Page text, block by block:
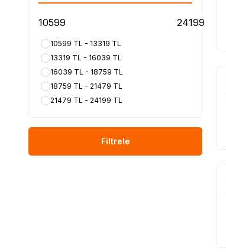
10599 TL - 13319 TL
13319 TL - 16039 TL
16039 TL - 18759 TL
18759 TL - 21479 TL
21479 TL - 24199 TL
Filtrele